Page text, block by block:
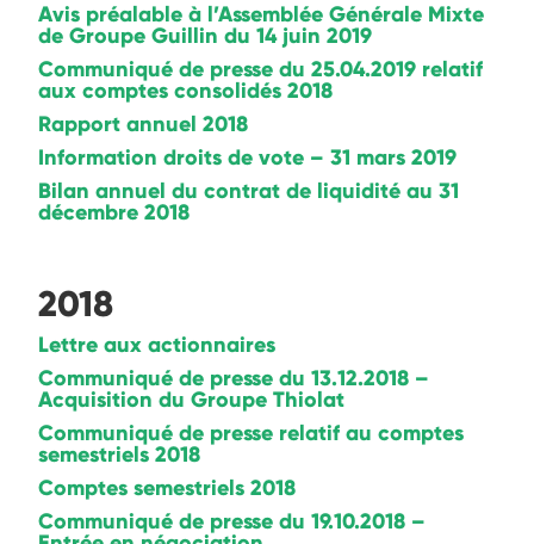
Avis préalable à l’Assemblée Générale Mixte
de Groupe Guillin du 14 juin 2019
Communiqué de presse du 25.04.2019 relatif
aux comptes consolidés 2018
Rapport annuel 2018
Information droits de vote – 31 mars 2019
Bilan annuel du contrat de liquidité au 31
décembre 2018
2018
Lettre aux actionnaires
Communiqué de presse du 13.12.2018 –
Acquisition du Groupe Thiolat
Communiqué de presse relatif au comptes
semestriels 2018
Comptes semestriels 2018
Communiqué de presse du 19.10.2018 –